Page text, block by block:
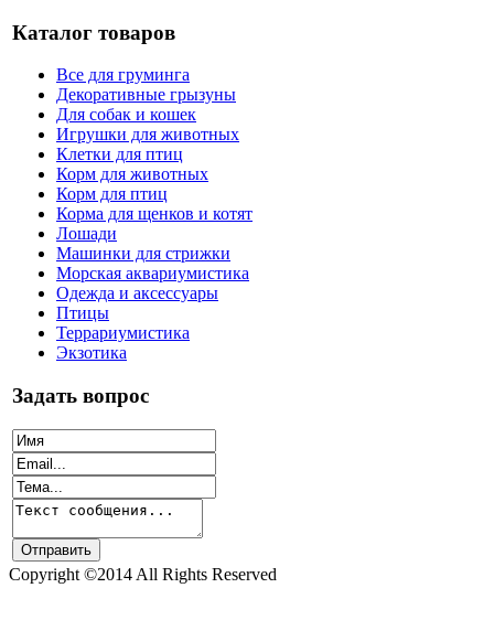
Каталог товаров
Все для груминга
Декоративные грызуны
Для собак и кошек
Игрушки для животных
Клетки для птиц
Корм для животных
Корм для птиц
Корма для щенков и котят
Лошади
Машинки для стрижки
Морская аквариумистика
Одежда и аксессуары
Птицы
Террариумистика
Экзотика
Задать вопрос
Copyright ©2014 All Rights Reserved